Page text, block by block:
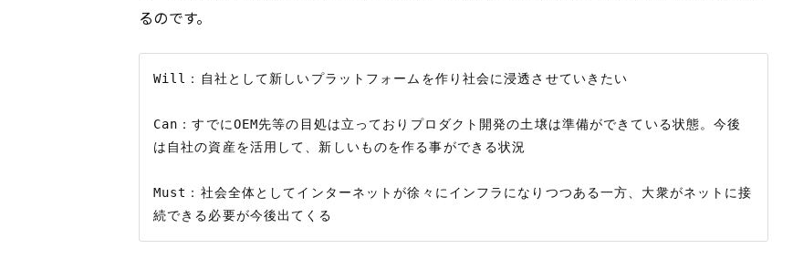
るのです。
Will：自社として新しいプラットフォームを作り社会に浸透させていきたい
Can：すでにOEM先等の目処は立っておりプロダクト開発の土壌は準備ができている状態。今後
は自社の資産を活用して、新しいものを作る事ができる状況
Must：社会全体としてインターネットが徐々にインフラになりつつある一方、大衆がネットに接